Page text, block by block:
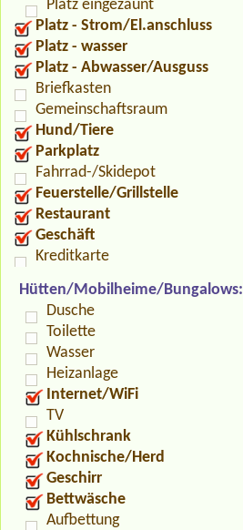
Platz eingezäunt
Platz - Strom/El.anschluss
Platz - wasser
Platz - Abwasser/Ausguss
Briefkasten
Gemeinschaftsraum
Hund/Tiere
Parkplatz
Fahrrad-/Skidepot
Feuerstelle/Grillstelle
Restaurant
Geschäft
Kreditkarte
Hütten/Mobilheime/Bungalows:
Dusche
Toilette
Wasser
Heizanlage
Internet/WiFi
TV
Kühlschrank
Kochnische/Herd
Geschirr
Bettwäsche
Aufbettung